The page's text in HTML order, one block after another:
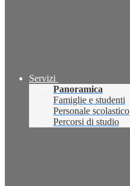
Servizi
Panoramica
Famiglie e studenti
Personale scolastico
Percorsi di studio